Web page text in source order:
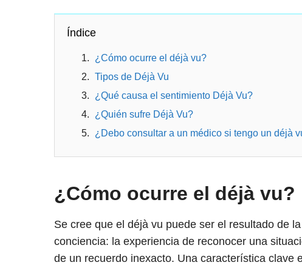
Índice
¿Cómo ocurre el déjà vu?
Tipos de Déjà Vu
¿Qué causa el sentimiento Déjà Vu?
¿Quién sufre Déjà Vu?
¿Debo consultar a un médico si tengo un déjà
¿Cómo ocurre el déjà vu?
Se cree que el déjà vu puede ser el resultado de
conciencia: la experiencia de reconocer una
de un recuerdo inexacto. Una característica clave